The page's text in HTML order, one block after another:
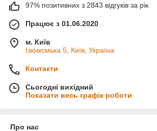
97% позитивних з 2843 відгуків за рік
Працює з 01.06.2020
м. Київ
Ізюмсмька 5, Київ, Україна
Контакти
Сьогодні вихідний
Показати весь графік роботи
Про нас